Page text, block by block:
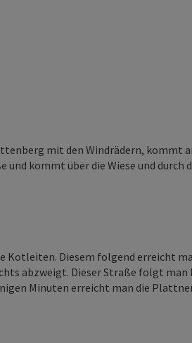
mit den Windrädern, kommt
kommt über die Wiese und durch
Kotleiten. Diesem folgend erreicht
abzweigt. Dieser Straße folgt
Minuten erreicht man die